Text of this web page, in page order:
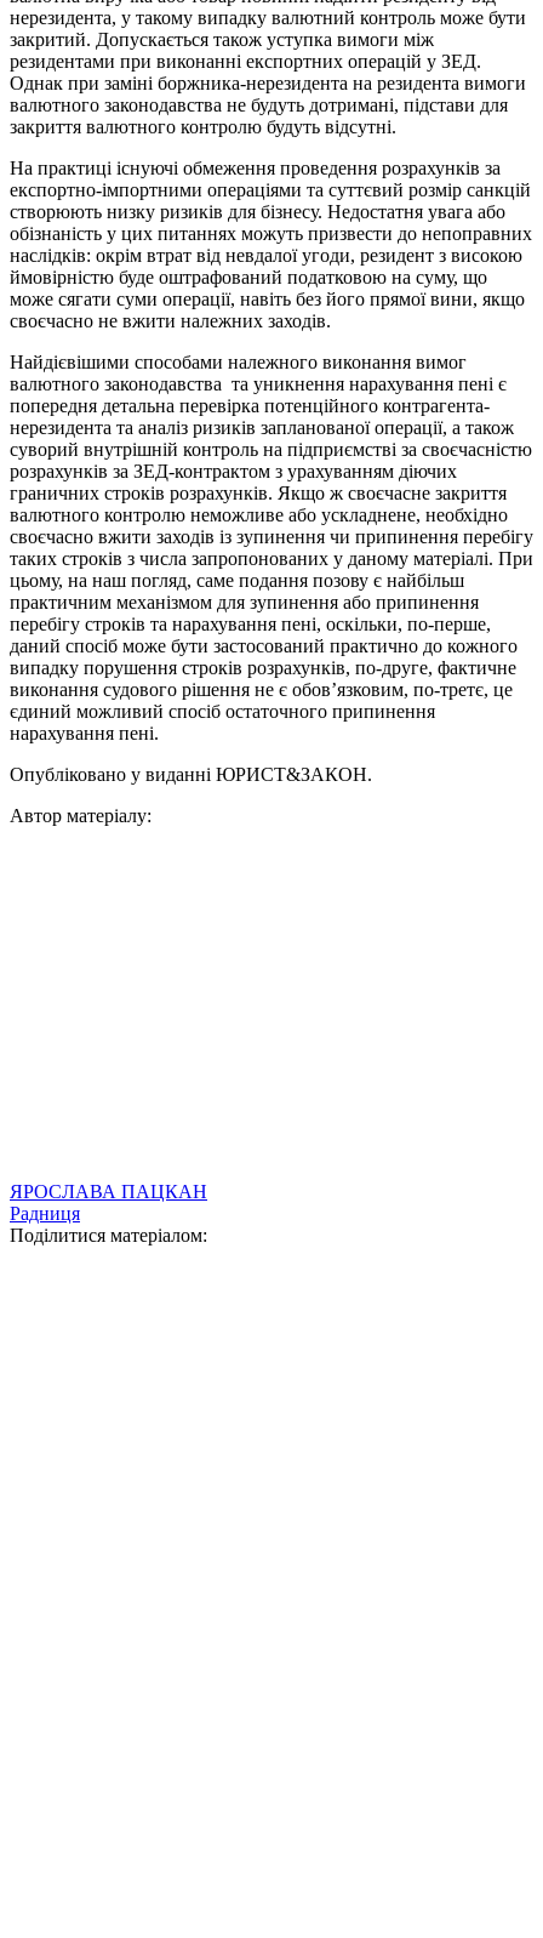
нерезидента, у такому випадку валютний контроль може бути
закритий. Допускається також уступка вимоги між
резидентами при виконанні експортних операцій у ЗЕД.
Однак при заміні боржника-нерезидента на резидента вимоги
валютного законодавства не будуть дотримані, підстави для
закриття валютного контролю будуть відсутні.
На практиці існуючі обмеження проведення розрахунків за
експортно-імпортними операціями та суттєвий розмір санкцій
створюють низку ризиків для бізнесу. Недостатня увага або
обізнаність у цих питаннях можуть призвести до непоправних
наслідків: окрім втрат від невдалої угоди, резидент з високою
ймовірністю буде оштрафований податковою на суму, що
може сягати суми операції, навіть без його прямої вини, якщо
своєчасно не вжити належних заходів.
Найдієвішими способами належного виконання вимог
валютного законодавства та уникнення нарахування пені є
попередня детальна перевірка потенційного контрагента-
нерезидента та аналіз ризиків запланованої операції, а також
суворий внутрішній контроль на підприємстві за своєчасністю
розрахунків за ЗЕД-контрактом з урахуванням діючих
граничних строків розрахунків. Якщо ж своєчасне закриття
валютного контролю неможливе або ускладнене, необхідно
своєчасно вжити заходів із зупинення чи припинення перебігу
таких строків з числа запропонованих у даному матеріалі. При
цьому, на наш погляд, саме подання позову є найбільш
практичним механізмом для зупинення або припинення
перебігу строків та нарахування пені, оскільки, по-перше,
даний спосіб може бути застосований практично до кожного
випадку порушення строків розрахунків, по-друге, фактичне
виконання судового рішення не є обов’язковим, по-третє, це
єдиний можливий спосіб остаточного припинення
нарахування пені.
Опубліковано у виданні ЮРИСТ&ЗАКОН.
Автор матеріалу:
ЯРОСЛАВА ПАЦКАН
Радниця
Поділитися матеріалом: